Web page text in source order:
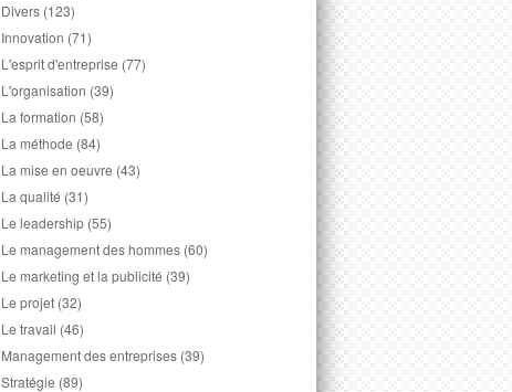
Divers (123)
Innovation (71)
L'esprit d'entreprise (77)
L'organisation (39)
La formation (58)
La méthode (84)
La mise en oeuvre (43)
La qualité (31)
Le leadership (55)
Le management des hommes (60)
Le marketing et la publicité (39)
Le projet (32)
Le travail (46)
Management des entreprises (39)
Stratégie (89)